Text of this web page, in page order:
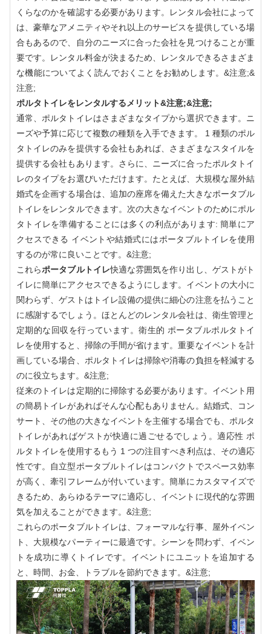
くらなのかを確認する必要があります。レンタル会社によって
は、豪華なアメニティやそれ以上のサービスを提供している場
合もあるので、自分のニーズに合った会社を見つけることが重
要です。レンタル料金が決まるため、レンタルできるさまざま
な機能についてよく読んでおくことをお勧めします。&注意;&
注意;
ポルタトイレをレンタルするメリット&注意;&注意;
通常、ポルタトイレはさまざまなタイプから選択できます。ニ
ーズや予算に応じて複数の種類を入手できます。 1 種類のポル
タトイレのみを提供する会社もあれば、さまざまなスタイルを
提供する会社もあります。さらに、ニーズに合ったポルタトイ
レのタイプをお選びいただけます。たとえば、大規模な屋外結
婚式を企画する場合は、追加の座席を備えた大きなポータブル
トイレをレンタルできます。次の大きなイベントのためにポル
タトイレを準備することには多くの利点があります: 簡単にア
クセスできる イベントや結婚式にはポータブルトイレを使用
するのが常に良いことです。&注意;
これらポータブルトイレ快適な雰囲気を作り出し、ゲストがト
イレに簡単にアクセスできるようにします。イベントの大小に
関わらず、ゲストはトイレ設備の提供に細心の注意を払うこと
に感謝するでしょう。ほとんどのレンタル会社は、衛生管理と
定期的な回収を行っています。衛生的 ポータブルポルタトイ
レを使用すると、掃除の手間が省けます。重要なイベントを計
画している場合、ポルタトイレは掃除や消毒の負担を軽減する
のに役立ちます。&注意;
従来のトイレは定期的に掃除する必要があります。イベント用
の簡易トイレがあればそんな心配もありません。結婚式、コン
サート、その他の大きなイベントを主催する場合でも、ポルタ
トイレがあればゲストが快適に過ごせるでしょう。適応性 ポ
ルタトイレを使用するもう 1 つの注目すべき利点は、その適応
性です。自立型ポータブルトイレはコンパクトでスペース効率
が高く、牽引フレームが付いています。簡単にカスタマイズで
きるため、あらゆるテーマに適応し、イベントに現代的な雰囲
気を加えることができます。&注意;
これらのポータブルトイレは、フォーマルな行事、屋外イベン
ト、大規模なパーティーに最適です。シーンを問わず、イベン
トを成功に導くトイレです。イベントにユニットを追加する
と、時間、お金、トラブルを節約できます。&注意;